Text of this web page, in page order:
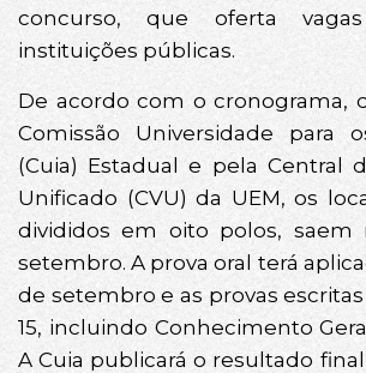
concurso, que oferta
instituições públicas.
De acordo com o cronograma,
Comissão Universidade para
(Cuia) Estadual e pela Central
Unificado (CVU) da UEM, os
divididos em oito polos, saem
setembro. A prova oral terá
de setembro e as provas
15, incluindo Conhecimento
A Cuia publicará o resultado